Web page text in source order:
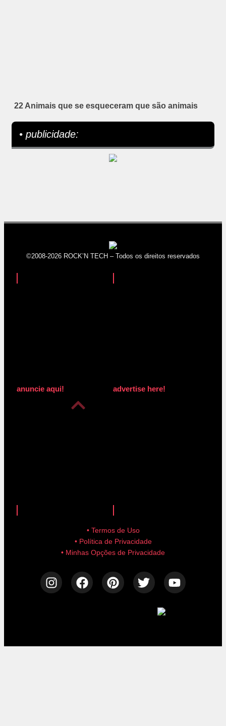
22 Animais que se esqueceram que são animais
• publicidade:
©2008-2026 ROCK’N TECH – Todos os direitos reservados
anuncie aqui! advertise here!
• Termos de Uso
• Política de Privacidade
• Minhas Opções de Privacidade